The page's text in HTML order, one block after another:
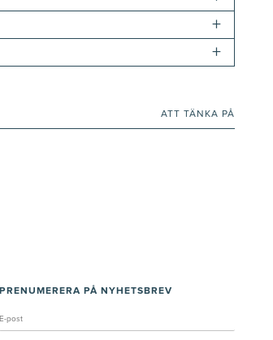
+
+
ATT TÄNKA PÅ
PRENUMERERA PÅ NYHETSBREV